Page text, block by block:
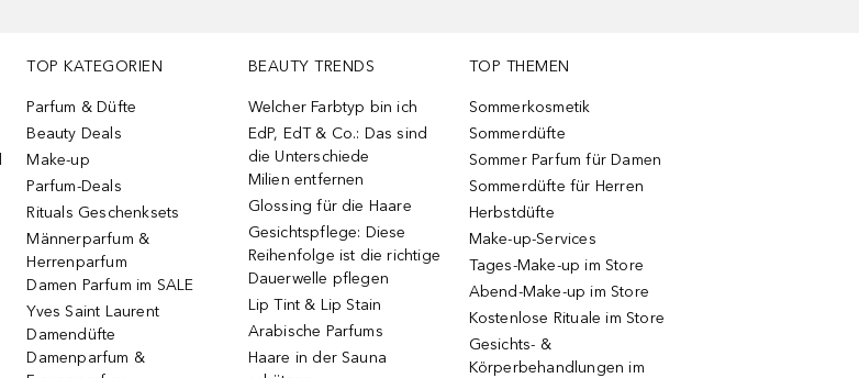
TOP KATEGORIEN
Parfum & Düfte
Beauty Deals
Make-up
Parfum-Deals
Rituals Geschenksets
Männerparfum &
Herrenparfum
Damen Parfum im SALE
Yves Saint Laurent
Damendüfte
Damenparfum &
BEAUTY TRENDS
Welcher Farbtyp bin ich
EdP, EdT & Co.: Das sind
die Unterschiede
Milien entfernen
Glossing für die Haare
Gesichtspflege: Diese
Reihenfolge ist die richtige
Dauerwelle pflegen
Lip Tint & Lip Stain
Arabische Parfums
Haare in der Sauna
TOP THEMEN
Sommerkosmetik
Sommerdüfte
Sommer Parfum für Damen
Sommerdüfte für Herren
Herbstdüfte
Make-up-Services
Tages-Make-up im Store
Abend-Make-up im Store
Kostenlose Rituale im Store
Gesichts- &
Körperbehandlungen im